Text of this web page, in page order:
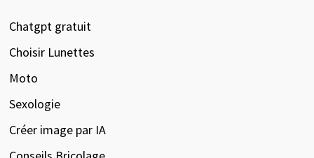
Chatgpt gratuit
Choisir Lunettes
Moto
Sexologie
Créer image par IA